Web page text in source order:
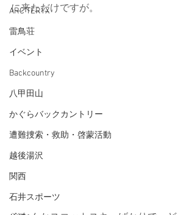
ARC'TERYX
雷鳥荘
イベント
Backcountry
八甲田山
かぐらバックカントリー
遭難捜索・救助・啓蒙活動
越後湯沢
関西
石井スポーツ
に来ただけですが。